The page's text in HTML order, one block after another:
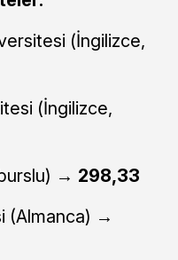
(İngilizce,
(İngilizce,
→ 298,33
(Almanca) →